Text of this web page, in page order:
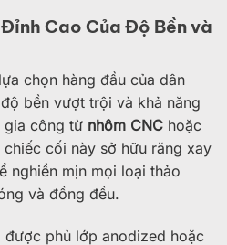
Cao Của Độ Bền và
chọn hàng đầu của dân
bền vượt trội và khả năng
gia công từ nhôm CNC hoặc
chiếc cối này sở hữu răng xay
nghiền mịn mọi loại thảo
và đồng đều.
phủ lớp anodized hoặc